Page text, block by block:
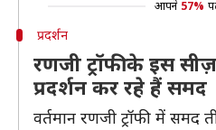
आपने 57%
प्रदर्शन
रणजी ट्रॉफी के इस
प्रदर्शन कर रहे हैं समद
वर्तमान रणजी ट्रॉफी में समद